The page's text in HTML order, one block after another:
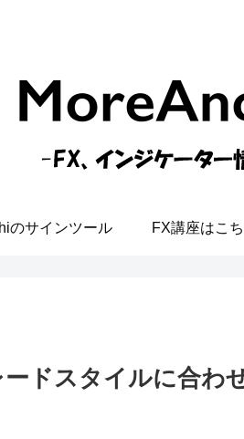
のサインツール FX講座はこ
ドスタイルに合わ